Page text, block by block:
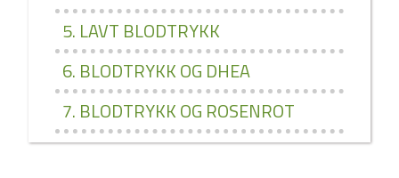
5. LAVT BLODTRYKK
6. BLODTRYKK OG DHEA
7. BLODTRYKK OG ROSENROT